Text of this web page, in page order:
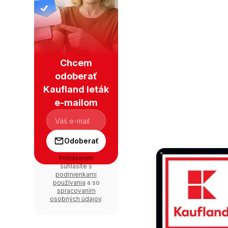
Chcem
odoberať
Kaufland leták
e-mailom
Odoberať
Prihlásením
súhlasíte s
podmienkami
používania a so
spracovaním
osobných údajov.